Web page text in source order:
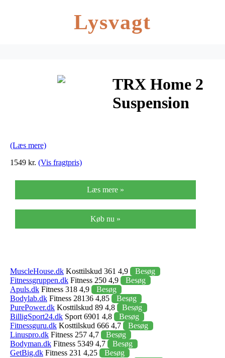
Lysvagt
TRX Home 2
Suspension
(Læs mere)
1549 kr. (Vis fragtpris)
Læs mere »
Køb nu »
MuscleHouse.dk Kosttilskud 361 4,9
Besøg
Fitnessgruppen.dk Fitness 250 4,9
Besøg
Apuls.dk Fitness 318 4,9
Besøg
Bodylab.dk Fitness 28136 4,85
Besøg
PurePower.dk Kosttilskud 89 4,8
Besøg
BilligSport24.dk Sport 6901 4,8
Besøg
Fitnessguru.dk Kosttilskud 666 4,7
Besøg
Linuspro.dk Fitness 257 4,7
Besøg
Bodyman.dk Fitness 5349 4,7
Besøg
GetBig.dk Fitness 231 4,25
Besøg